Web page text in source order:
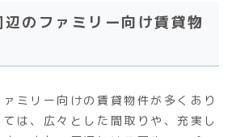
のファミリー向け賃貸物
ミリー向けの賃貸物件が多くあり
は、広々とした間取りや、充実し